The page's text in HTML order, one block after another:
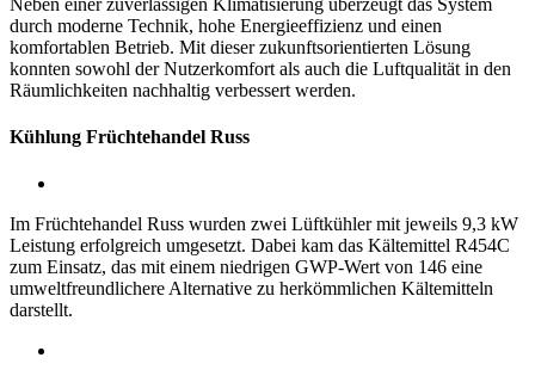
durch moderne Technik, hohe Energieeffizienz und einen
komfortablen Betrieb. Mit dieser zukunftsorientierten Lösung
konnten sowohl der Nutzerkomfort als auch die Luftqualität in den
Räumlichkeiten nachhaltig verbessert werden.
Kühlung Früchtehandel Russ
Im Früchtehandel Russ wurden zwei Lüftkühler mit jeweils 9,3 kW
Leistung erfolgreich umgesetzt. Dabei kam das Kältemittel R454C
zum Einsatz, das mit einem niedrigen GWP-Wert von 146 eine
umweltfreundlichere Alternative zu herkömmlichen Kältemitteln
darstellt.